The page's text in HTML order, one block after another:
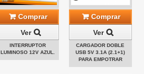
Comprar
Ver
INTERRUPTOR
LUMINOSO 12V AZUL.
Comprar
Ver
CARGADOR DOBLE
USB 5V 3.1A (2.1+1)
PARA EMPOTRAR